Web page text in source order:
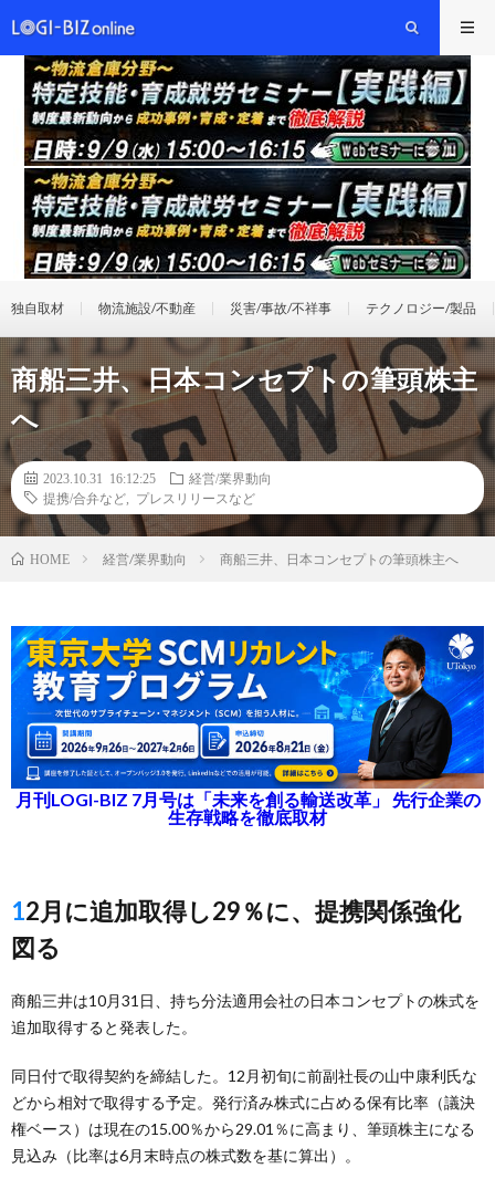
独自取材 物流施設/不動産 災害/事故/不祥事 テクノロジー/製品
商船三井、日本コンセプトの筆頭株主
へ
2023.10.31 16:12:25
経営/業界動向
提携/合弁など
プレスリリースなど
HOME 経営/業界動向 商船三井、日本コンセプトの筆頭株主へ
月刊LOGI-BIZ 7月号は「未来を創る輸送改革」 先行企業の
生存戦略を徹底取材
12月に追加取得し29％に、提携関係強化
図る
商船三井は10月31日、持ち分法適用会社の日本コンセプトの株式を
追加取得すると発表した。
同日付で取得契約を締結した。12月初旬に前副社長の山中康利氏な
どから相対で取得する予定。発行済み株式に占める保有比率（議決
権ベース）は現在の15.00％から29.01％に高まり、筆頭株主になる
見込み（比率は6月末時点の株式数を基に算出）。